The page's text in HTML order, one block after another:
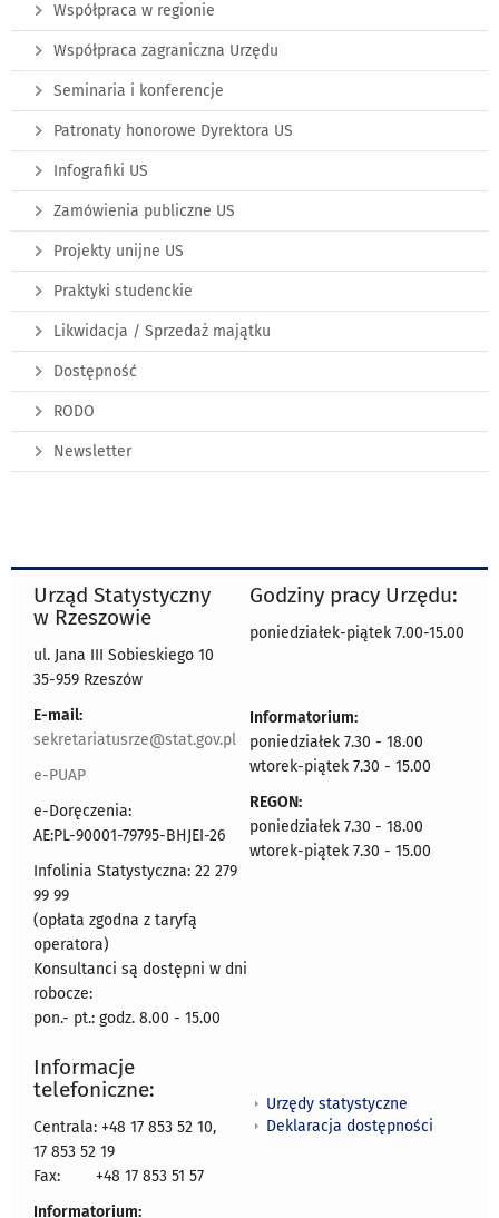
Współpraca w regionie
Współpraca zagraniczna Urzędu
Seminaria i konferencje
Patronaty honorowe Dyrektora US
Infografiki US
Zamówienia publiczne US
Projekty unijne US
Praktyki studenckie
Likwidacja / Sprzedaż majątku
Dostępność
RODO
Newsletter
Urząd Statystyczny
w Rzeszowie
ul. Jana III Sobieskiego 10
35-959 Rzeszów
E-mail:
sekretariatusrze@stat.gov.pl
e-PUAP
e-Doręczenia:
AE:PL-90001-79795-BHJEI-26
Infolinia Statystyczna: 22 279
99 99
(opłata zgodna z taryfą
operatora)
Konsultanci są dostępni w dni
robocze:
pon.- pt.: godz. 8.00 - 15.00
Godziny pracy Urzędu:
poniedziałek-piątek 7.00-15.00
Informatorium:
poniedziałek 7.30 - 18.00
wtorek-piątek 7.30 - 15.00
REGON:
poniedziałek 7.30 - 18.00
wtorek-piątek 7.30 - 15.00
Informacje
telefoniczne:
Centrala: +48 17 853 52 10,
17 853 52 19
Fax:
+48 17 853 51 57
Informatorium:
Urzędy statystyczne
Deklaracja dostępności